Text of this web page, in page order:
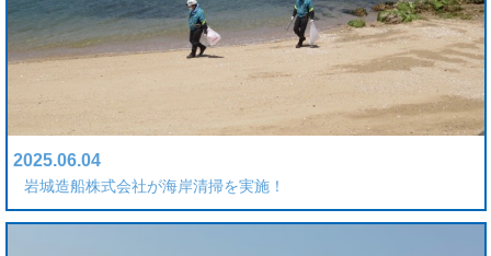
2025.06.04
岩城造船株式会社が海岸清掃を実施！